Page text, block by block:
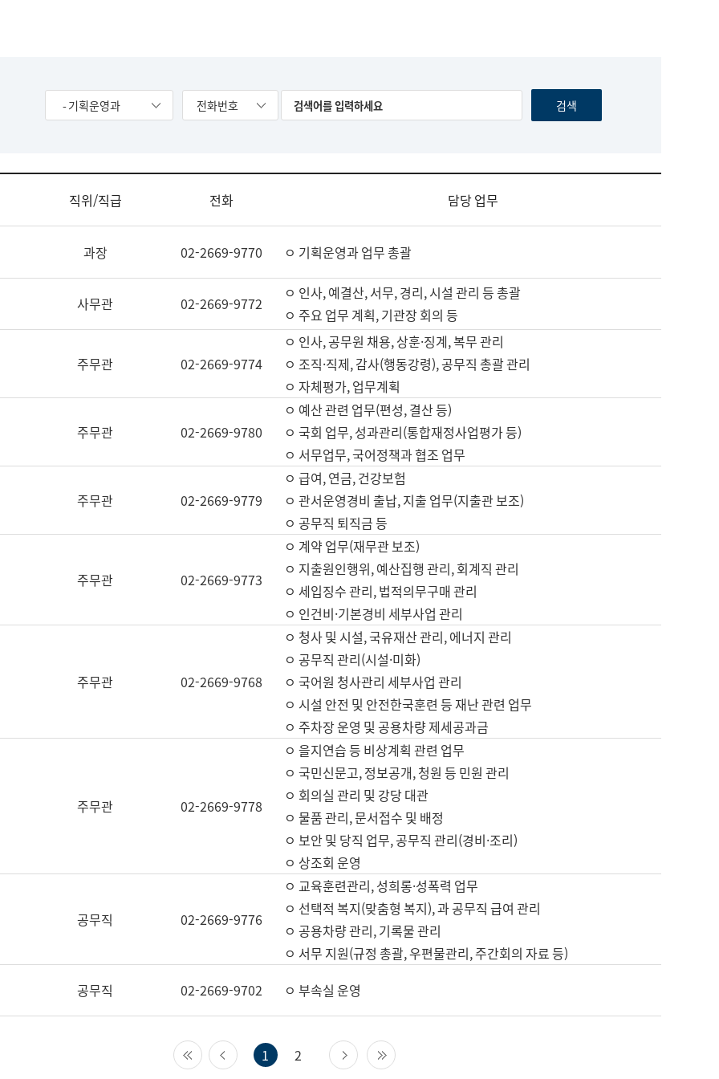
- 기획운영과 전화번호
직위/직급 전화 담당 업무
과장 02-2669-9770 ㅇ 기획운영과 업무 총괄
사무관 02-2669-9772
ㅇ 인사, 예결산, 서무, 경리, 시설 관리 등 총괄
ㅇ 주요 업무 계획, 기관장 회의 등
주무관 02-2669-9774
ㅇ 인사, 공무원 채용, 상훈·징계, 복무 관리
ㅇ 조직·직제, 감사(행동강령), 공무직 총괄 관리
ㅇ 자체평가, 업무계획
주무관 02-2669-9780
ㅇ 예산 관련 업무(편성, 결산 등)
ㅇ 국회 업무, 성과관리(통합재정사업평가 등)
ㅇ 서무업무, 국어정책과 협조 업무
주무관 02-2669-9779
ㅇ 급여, 연금, 건강보험
ㅇ 관서운영경비 출납, 지출 업무(지출관 보조)
ㅇ 공무직 퇴직금 등
주무관 02-2669-9773
ㅇ 계약 업무(재무관 보조)
ㅇ 지출원인행위, 예산집행 관리, 회계직 관리
ㅇ 세입징수 관리, 법적의무구매 관리
ㅇ 인건비·기본경비 세부사업 관리
주무관 02-2669-9768
ㅇ 청사 및 시설, 국유재산 관리, 에너지 관리
ㅇ 공무직 관리(시설·미화)
ㅇ 국어원 청사관리 세부사업 관리
ㅇ 시설 안전 및 안전한국훈련 등 재난 관련 업무
ㅇ 주차장 운영 및 공용차량 제세공과금
주무관 02-2669-9778
ㅇ 을지연습 등 비상계획 관련 업무
ㅇ 국민신문고, 정보공개, 청원 등 민원 관리
ㅇ 회의실 관리 및 강당 대관
ㅇ 물품 관리, 문서접수 및 배정
ㅇ 보안 및 당직 업무, 공무직 관리(경비·조리)
ㅇ 상조회 운영
공무직 02-2669-9776
ㅇ 교육훈련관리, 성희롱·성폭력 업무
ㅇ 선택적 복지(맞춤형 복지), 과 공무직 급여 관리
ㅇ 공용차량 관리, 기록물 관리
ㅇ 서무 지원(규정 총괄, 우편물관리, 주간회의 자료 등)
공무직
02-2669-9702 ㅇ 부속실 운영
첫 페이지이전 페이지
1 2 다음 페이지마지막 페이지